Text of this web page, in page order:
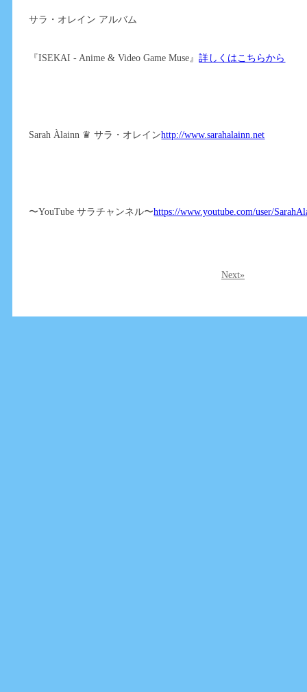
サラ・オレイン アルバム
『ISEKAI - Anime & Video Game Muse』詳しくはこちらから
Sarah Àlainn ♛ サラ・オレインhttp://www.sarahalainn.net
〜YouTube サラチャンネル〜https://www.youtube.com/user/
Next»